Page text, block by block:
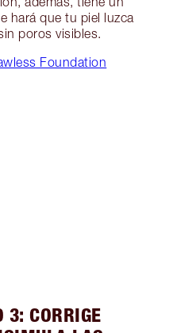
hará que tu piel luzca
poros visibles.
Foundation
3: CORRIGE